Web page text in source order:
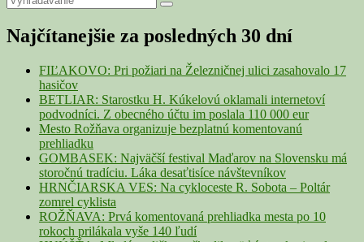
Sidebar
Widget
Area
for:
Search
Najčítanejšie za posledných 30 dní
FIĽAKOVO: Pri požiari na Železničnej ulici zasahovalo 17
hasičov
BETLIAR: Starostku H. Kúkelovú oklamali internetoví
podvodníci. Z obecného účtu im poslala 110 000 eur
Mesto Rožňava organizuje bezplatnú komentovanú
prehliadku
GOMBASEK: Najväčší festival Maďarov na Slovensku má
storočnú tradíciu. Láka desaťtisíce návštevníkov
HRNČIARSKA VES: Na cykloceste R. Sobota – Poltár
zomrel cyklista
ROŽŇAVA: Prvá komentovaná prehliadka mesta po 10
rokoch prilákala vyše 140 ľudí